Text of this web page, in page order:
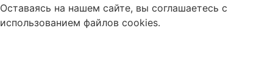
Оставаясь на нашем сайте, вы соглашаетесь с
использованием файлов cookies.